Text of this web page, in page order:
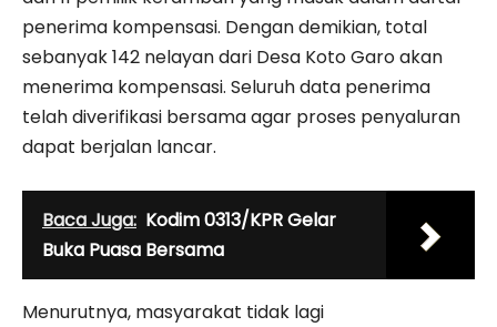
penerima kompensasi. Dengan demikian, total
sebanyak 142 nelayan dari Desa Koto Garo akan
menerima kompensasi. Seluruh data penerima
telah diverifikasi bersama agar proses penyaluran
dapat berjalan lancar.
Baca Juga: Kodim 0313/KPR Gelar
Buka Puasa Bersama
Menurutnya, masyarakat tidak lagi